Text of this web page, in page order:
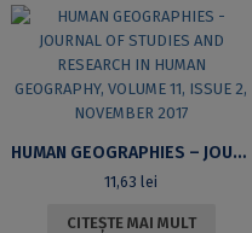
HUMAN GEOGRAPHIES – JOURNAL OF STUDIES AND RESEARCH IN HUMAN GEOGRAPHY, VOLUME 11, ISSUE 2, NOVEMBER 2017
11,63lei
CITEȘTE MAI MULT